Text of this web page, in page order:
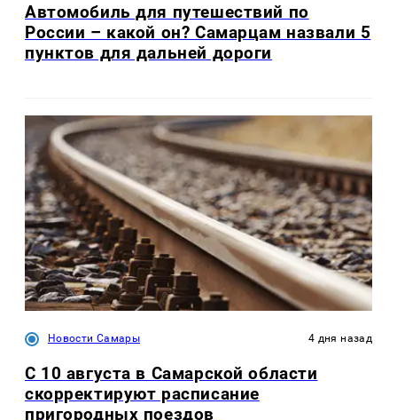
Автомобиль для путешествий по
России – какой он? Самарцам назвали 5
пунктов для дальней дороги
Новости Самары 4 дня назад
С 10 августа в Самарской области
скорректируют расписание
пригородных поездов